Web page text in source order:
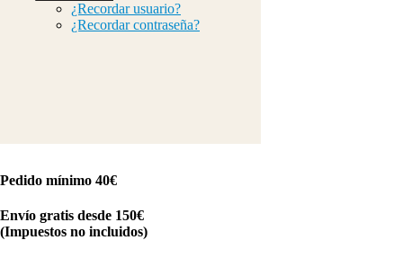
¿Recordar usuario?
¿Recordar contraseña?
Pedido mínimo 40€
Envío gratis desde 150€
(Impuestos no incluidos)